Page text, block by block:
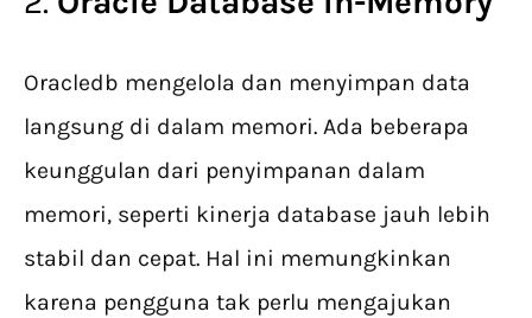
Oracledb mengelola dan menyimpan data
langsung di dalam memori. Ada beberapa
keunggulan dari penyimpanan dalam
memori, seperti kinerja database jauh lebih
stabil dan cepat. Hal ini memungkinkan
karena pengguna tak perlu mengajukan